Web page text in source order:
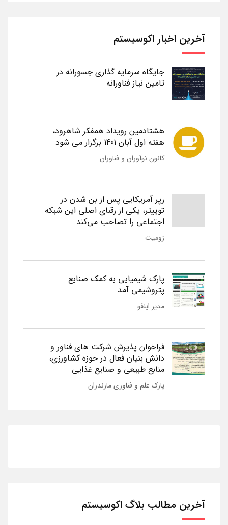
آخرین اخبار اکوسیستم
جایگاه سرمایه گذاری جسورانه در
تامین نیاز فناورانه
هشتادمین رویداد همفکر شاهرود،
هفته اول آبان 1401 برگزار می شود
کانون نوآوران و فناوران
رپر آمریکایی پس از بن شدن در
توییتر، یکی از رقبای اصلی این شبکه
اجتماعی را تصاحب می‌کند
زومیت
پارک شیمیایی به کمک صنایع
پتروشیمی آمد
مدیر اینفو
فراخوان پذیرش شرکت های فناور و
دانش بنیان فعال در حوزه کشاورزی،
منابع طبیعی و صنایع غذایی
پارک علم و فناوری مازندران
آخرین مطالب بلاگ اکوسیستم